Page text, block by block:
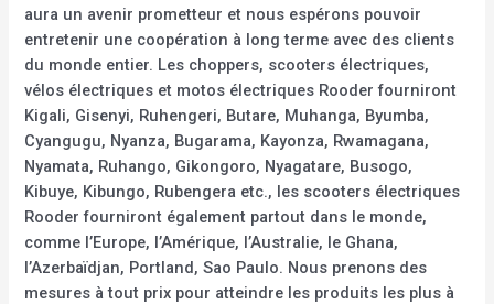
aura un avenir prometteur et nous espérons pouvoir
entretenir une coopération à long terme avec des clients
du monde entier. Les choppers, scooters électriques,
vélos électriques et motos électriques Rooder fourniront
Kigali, Gisenyi, Ruhengeri, Butare, Muhanga, Byumba,
Cyangugu, Nyanza, Bugarama, Kayonza, Rwamagana,
Nyamata, Ruhango, Gikongoro, Nyagatare, Busogo,
Kibuye, Kibungo, Rubengera etc., les scooters électriques
Rooder fourniront également partout dans le monde,
comme l’Europe, l’Amérique, l’Australie, le Ghana,
l’Azerbaïdjan, Portland, Sao Paulo. Nous prenons des
mesures à tout prix pour atteindre les produits les plus à